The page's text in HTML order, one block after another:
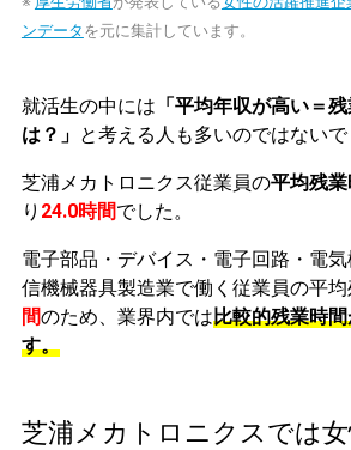
ンデータ を元に集計しています。
就活生の中には 「平均年収が高い＝
は？」 と考える人も多いのではないで
芝浦メカトロニクス従業員の平均残業
り 24.0時間でした。
電子部品・デバイス・電子回路・電
信機械器具製造業で働く従業員の平
間のため、業界内では比較的残業時
す。
芝浦メカトロニクスでは